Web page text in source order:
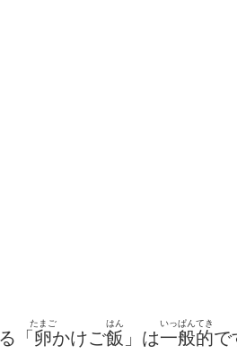
「卵
たまご
かけご飯
はん
」は一般的
いっぱんてき
で